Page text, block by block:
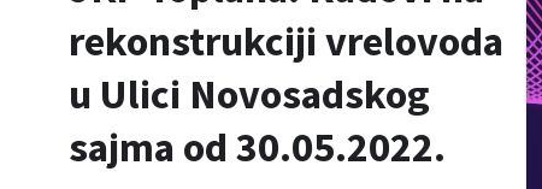
rekonstrukciji vrelovoda
u Ulici Novosadskog
sajma od 30.05.2022.